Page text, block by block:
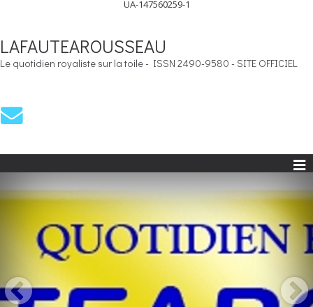
UA-147560259-1
LAFAUTEAROUSSEAU
Le quotidien royaliste sur la toile - ISSN 2490-9580 - SITE OFFICIEL